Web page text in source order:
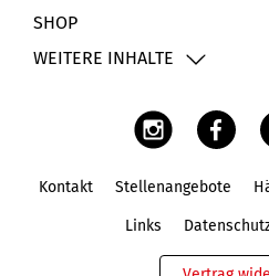
SHOP
WEITERE INHALTE
Kontakt Stellenangebote
Links